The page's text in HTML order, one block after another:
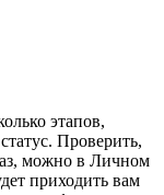
этапов,
Проверить,
можно в Личном
приходить вам